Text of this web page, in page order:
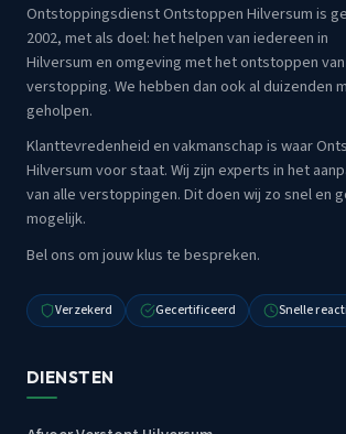
Ontstoppingsdienst Ontstoppen Hilversum is
2002, met als doel: het helpen van iedereen in
Hilversum en omgeving met het ontstoppen
verstopping. We hebben dan ook al duizenden
geholpen.
Klanttevredenheid en vakmanschap is waar
Hilversum voor staat. Wij zijn experts in het
van alle verstoppingen. Dit doen wij zo snel en
mogelijk.
Bel ons om jouw klus te bespreken.
Verzekerd Gecertificeerd Snelle
DIENSTEN